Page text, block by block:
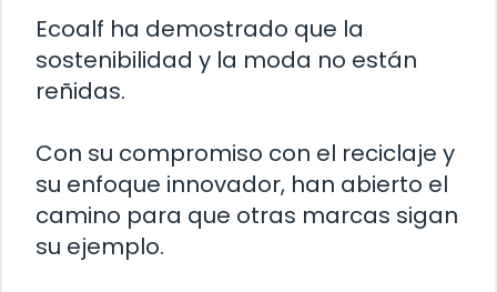
Ecoalf ha demostrado que la
sostenibilidad y la moda no están
reñidas.
Con su compromiso con el reciclaje y
su enfoque innovador, han abierto el
camino para que otras marcas sigan
su ejemplo.